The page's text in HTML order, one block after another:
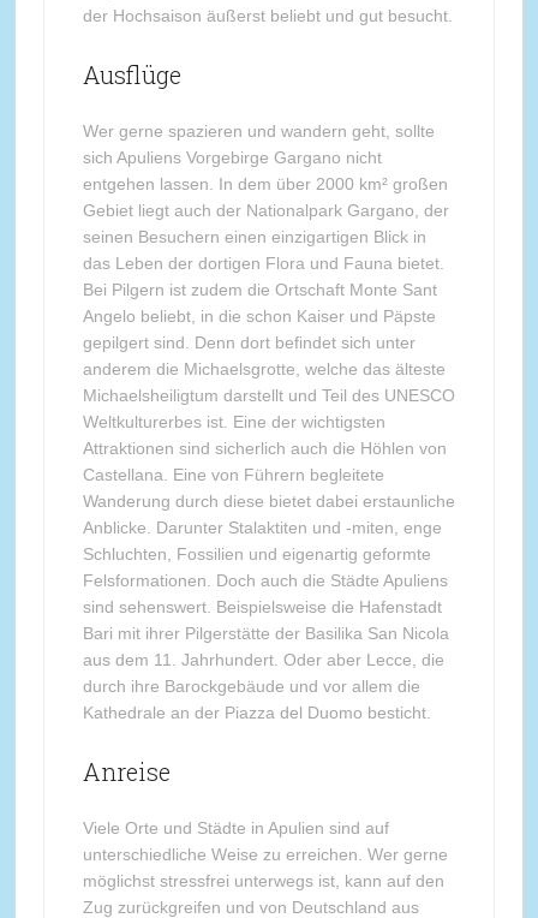
der Hochsaison äußerst beliebt und gut besucht.
Ausflüge
Wer gerne spazieren und wandern geht, sollte
sich Apuliens Vorgebirge Gargano nicht
entgehen lassen. In dem über 2000 km² großen
Gebiet liegt auch der Nationalpark Gargano, der
seinen Besuchern einen einzigartigen Blick in
das Leben der dortigen Flora und Fauna bietet.
Bei Pilgern ist zudem die Ortschaft Monte Sant
Angelo beliebt, in die schon Kaiser und Päpste
gepilgert sind. Denn dort befindet sich unter
anderem die Michaelsgrotte, welche das älteste
Michaelsheiligtum darstellt und Teil des UNESCO
Weltkulturerbes ist. Eine der wichtigsten
Attraktionen sind sicherlich auch die Höhlen von
Castellana. Eine von Führern begleitete
Wanderung durch diese bietet dabei erstaunliche
Anblicke. Darunter Stalaktiten und -miten, enge
Schluchten, Fossilien und eigenartig geformte
Felsformationen. Doch auch die Städte Apuliens
sind sehenswert. Beispielsweise die Hafenstadt
Bari mit ihrer Pilgerstätte der Basilika San Nicola
aus dem 11. Jahrhundert. Oder aber Lecce, die
durch ihre Barockgebäude und vor allem die
Kathedrale an der Piazza del Duomo besticht.
Anreise
Viele Orte und Städte in Apulien sind auf
unterschiedliche Weise zu erreichen. Wer gerne
möglichst stressfrei unterwegs ist, kann auf den
Zug zurückgreifen und von Deutschland aus